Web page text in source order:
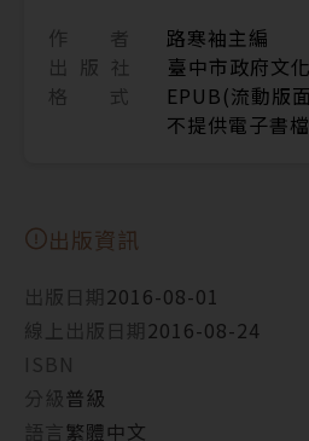
作 者
路寒袖主編
出 版 社
臺中市政府文
格 式
EPUB(流動版
不提供電子書
出版資訊
出版日期2016-08-01
線上出版日期2016-08-24
ISBN
分級普級
語言繁體中文